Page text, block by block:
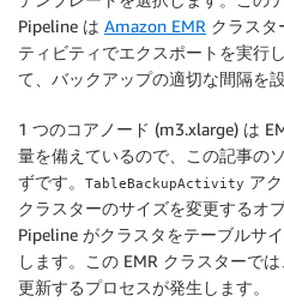
Pipeline は Amazon EMR クラスタ
ティビティでエクスポートを実行
て、バックアップの適切な間隔を設
1 つのコアノード (m3.xlarge) は
量を備えているので、この記事の
ずです。
TableBackupActivity ア
クラスターのサイズを変更するオ
Pipeline がクラスタをテーブルサ
します。この EMR クラスターで
更新するプロセスが発生します。